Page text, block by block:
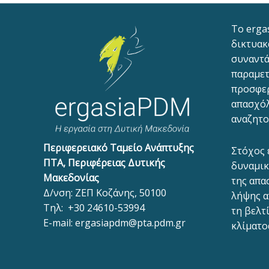
Περιφερειακό Ταμείο Ανάπτυξης
ΠΤΑ, Περιφέρειας Δυτικής
Μακεδονίας
Δ/νση: ΖΕΠ Κοζάνης, 50100
Τηλ: +30 24610-53994
E-mail: ergasiapdm@pta.pdm.gr
To
Στόχος
της
λήψης
τη